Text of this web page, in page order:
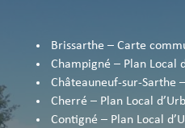
Brissarthe – Carte
Champigné – Plan Local
Châteauneuf-sur-Sarthe
Cherré – Plan Local
Contigné – Plan Local